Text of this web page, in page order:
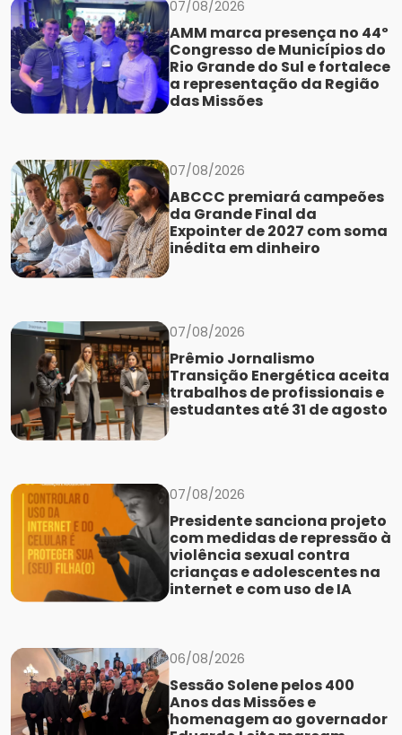
07/08/2026
AMM marca presença no 44º
Congresso de Municípios do
Rio Grande do Sul e fortalece
a representação da Região
das Missões
07/08/2026
ABCCC premiará campeões
da Grande Final da
Expointer de 2027 com soma
inédita em dinheiro
07/08/2026
Prêmio Jornalismo
Transição Energética aceita
trabalhos de profissionais e
estudantes até 31 de agosto
07/08/2026
Presidente sanciona projeto
com medidas de repressão à
violência sexual contra
crianças e adolescentes na
internet e com uso de IA
06/08/2026
Sessão Solene pelos 400
Anos das Missões e
homenagem ao governador